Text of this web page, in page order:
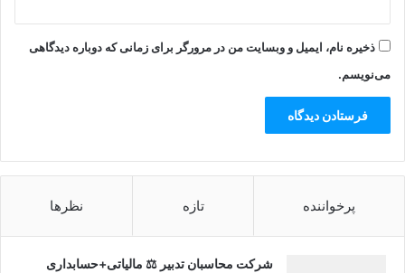
ذخیره نام، ایمیل و وبسایت من در مرورگر برای زمانی که دوباره دیدگاهی
می‌نویسم.
پرخواننده تازه نظرها
شرکت محاسبان تدبیر ⚖️ مالیاتی+حسابداری